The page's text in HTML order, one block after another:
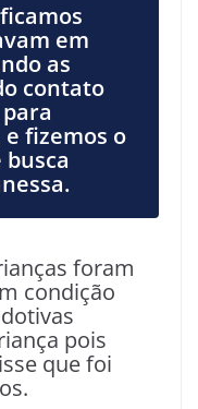
em
as
contato
fizemos o
foram
condição
pois
que foi